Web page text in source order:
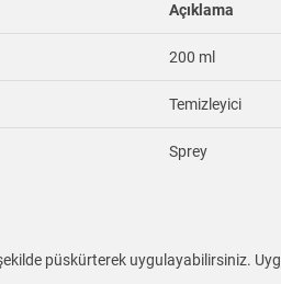
Açıklama
200 ml
Temizleyici
Sprey
püskürterek uygulayabilirsiniz.